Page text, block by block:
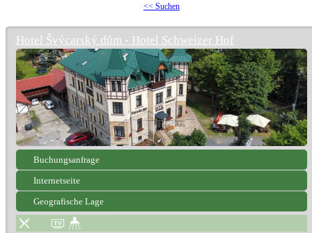
<< Suchen
Hotel Švýcarský dům - Hotel Schweizer Hof
Buchungsanfrage
Internetseite
Geografische Lage